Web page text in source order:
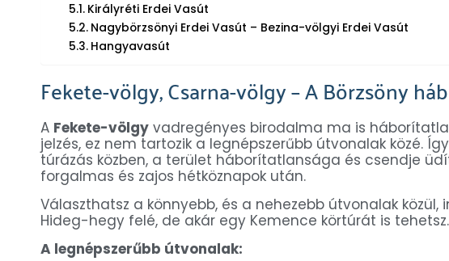
Királyréti Erdei Vasút
Nagybörzsönyi Erdei Vasút – Bezina-völgyi Erdei Vasút
Hangyavasút
Fekete-völgy, Csarna-völgy – A Börzsöny
A Fekete-völgy vadregényes birodalma ma is
jelzés, ez nem tartozik a legnépszerűbb útvonalak közé.
túrázás közben, a terület háborítatlansága és csendje
forgalmas és zajos hétköznapok után.
Választhatsz a könnyebb, és a nehezebb útvonalak
Hideg-hegy felé, de akár egy Kemence körtúrát is tehetsz.
A legnépszerűbb útvonalak: